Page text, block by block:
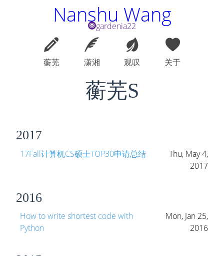
Nanshu Wang
gardenia22
蘅芜 潇湘 观叹 关于
蘅芜s
2017
17Fall计算机CS硕士TOP30申请总结
Thu, May 4,
2017
2016
How to write shortest code with
Python
Mon, Jan 25,
2016